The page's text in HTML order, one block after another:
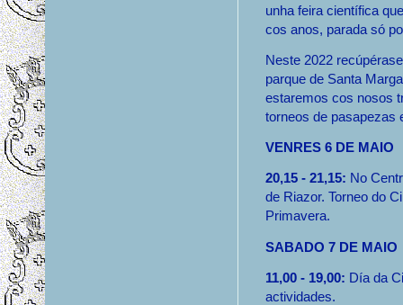
unha feira científica
cos anos, parada só
Neste 2022
parque de Santa
estaremos cos nosos
torneos de pasapezas
VENRES 6 DE MAIO
20,15 - 21,15: No
de Riazor. Torneo do
Primavera.
SABADO 7 DE MAIO
11,00 - 19,00: Día da
actividades.